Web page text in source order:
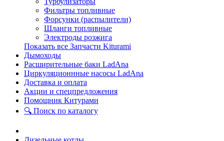
Фильтры топливные
Форсунки (распылители)
Шланги топливные
Электроды розжига
Показать все Запчасти Kiturami
Дымоходы
Расширительные баки LadAna
Циркуляционнные насосы LadAna
Доставка и оплата
Акции и спецпредложения
Помощник Китурами
🔍 Поиск по каталогу